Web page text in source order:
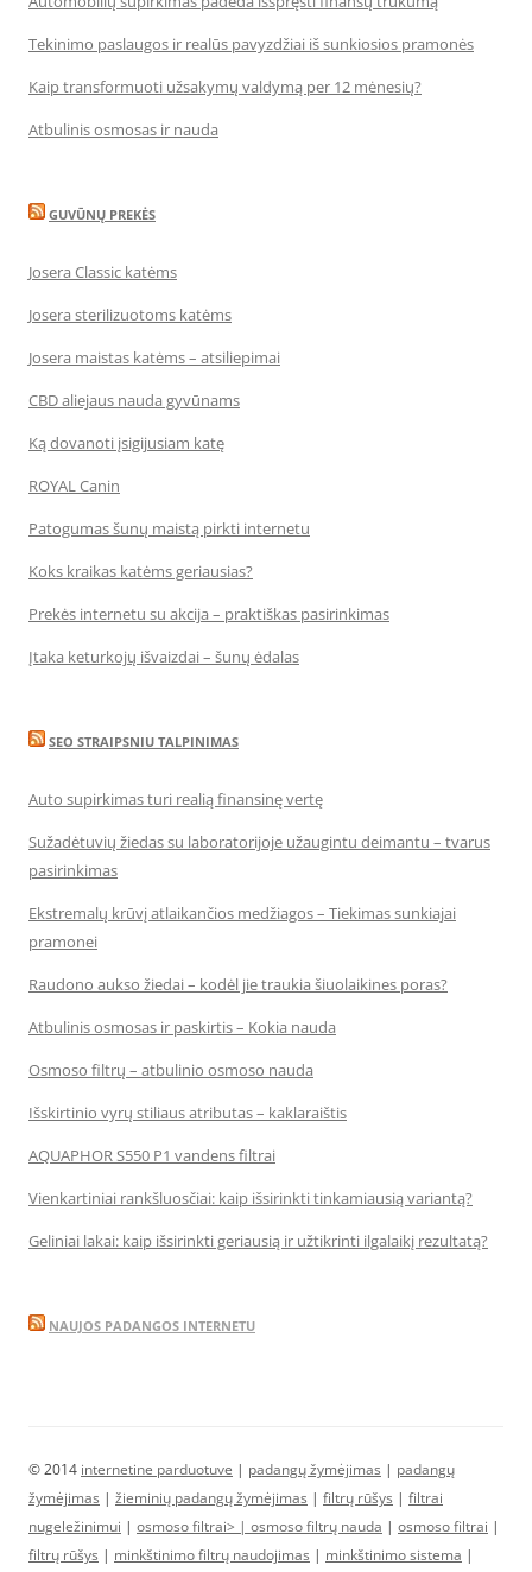
Tekinimo paslaugos ir realūs pavyzdžiai iš sunkiosios pramonės
Kaip transformuoti užsakymų valdymą per 12 mėnesių?
Atbulinis osmosas ir nauda
GUVŪNŲ PREKĖS
Josera Classic katėms
Josera sterilizuotoms katėms
Josera maistas katėms – atsiliepimai
CBD aliejaus nauda gyvūnams
Ką dovanoti įsigijusiam katę
ROYAL Canin
Patogumas šunų maistą pirkti internetu
Koks kraikas katėms geriausias?
Prekės internetu su akcija – praktiškas pasirinkimas
Įtaka keturkojų išvaizdai – šunų ėdalas
SEO STRAIPSNIU TALPINIMAS
Auto supirkimas turi realią finansinę vertę
Sužadėtuvių žiedas su laboratorijoje užaugintu deimantu – tvarus
pasirinkimas
Ekstremalų krūvį atlaikančios medžiagos – Tiekimas sunkiajai
pramonei
Raudono aukso žiedai – kodėl jie traukia šiuolaikines poras?
Atbulinis osmosas ir paskirtis – Kokia nauda
Osmoso filtrų – atbulinio osmoso nauda
Išskirtinio vyrų stiliaus atributas – kaklaraištis
AQUAPHOR S550 P1 vandens filtrai
Vienkartiniai rankšluosčiai: kaip išsirinkti tinkamiausią variantą?
Geliniai lakai: kaip išsirinkti geriausią ir užtikrinti ilgalaikį rezultatą?
NAUJOS PADANGOS INTERNETU
© 2014 internetine parduotuve | padangų žymėjimas | padangų
žymėjimas | žieminių padangų žymėjimas | filtrų rūšys | filtrai
nugeležinimui | osmoso filtrai> | osmoso filtrų nauda | osmoso filtrai |
filtrų rūšys | minkštinimo filtrų naudojimas | minkštinimo sistema |